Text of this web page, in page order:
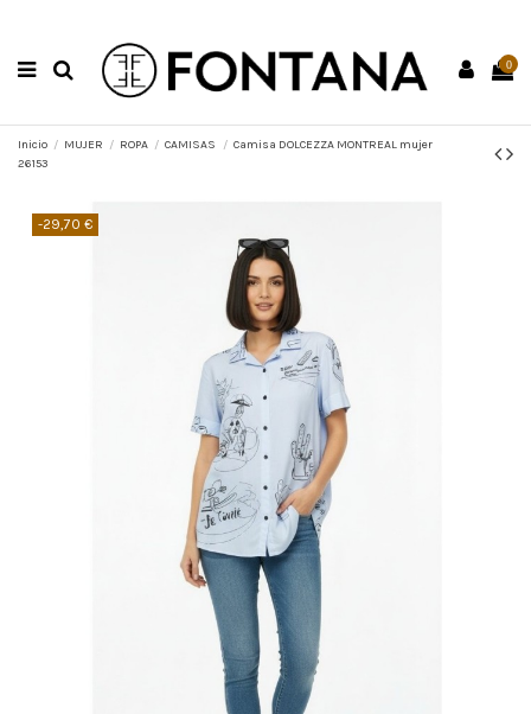
0
Inicio MUJER ROPA CAMISAS
Camisa DOLCEZZA MONTREAL mujer
26153
-29,70 €